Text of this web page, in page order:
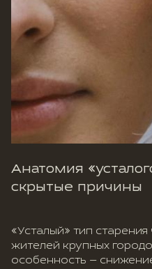
Анатомия
скрытые причины
«Усталый» тип
жителей крупных
особенность —